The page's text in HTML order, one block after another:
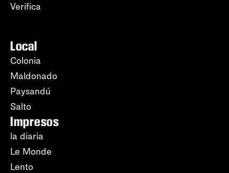
Verifica
Local
Colonia
Maldonado
Paysandú
Salto
Impresos
la diaria
Le Monde
Lento